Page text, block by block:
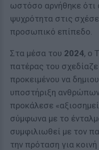
ωστόσο αρνήθηκε ότι
ψυχρότητα στις
προσωπικό επίπεδο.
Στα μέσα του 2024, ο
πατέρας του
προκειμένου να
υποστήριξη
προκάλεσε
σύμφωνα με το
συμφιλιωθεί με τον
την πρόταση για